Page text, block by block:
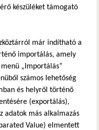
készüléket támogató
már indítható a
importálás, amely
„Importálás”
számos lehetőség
és helyről történő
(exportálás),
adatok más alkalmazás
Value) elmentett